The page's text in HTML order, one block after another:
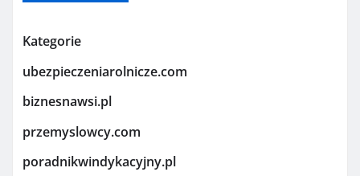
Kategorie
ubezpieczeniarolnicze.com
biznesnawsi.pl
przemyslowcy.com
poradnikwindykacyjny.pl